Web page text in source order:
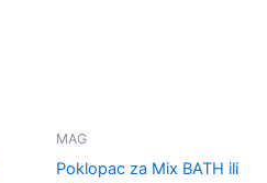
MAG
Poklopac za Mix BATH ili